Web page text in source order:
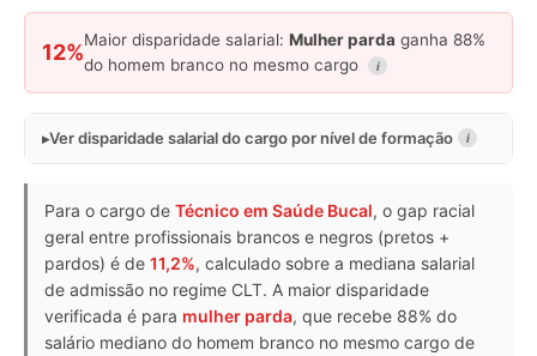
12%
Maior disparidade salarial: Mulher parda ganha 88%
do homem branco no mesmo cargo
i
Ver disparidade salarial do cargo por nível de formação i
Para o cargo de Técnico em Saúde Bucal, o gap racial
geral entre profissionais brancos e negros (pretos +
pardos) é de 11,2%, calculado sobre a mediana salarial
de admissão no regime CLT. A maior disparidade
verificada é para mulher parda, que recebe 88% do
salário mediano do homem branco no mesmo cargo de